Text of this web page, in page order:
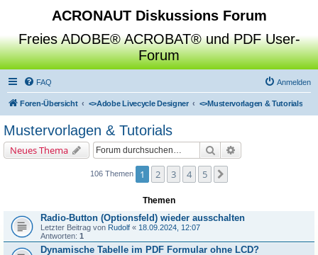
ACRONAUT Diskussions Forum
Freies ADOBE® ACROBAT® und PDF User-
Forum
FAQ Anmelden
Foren-Übersicht <>Adobe Livecycle Designer <>Mustervorlagen & Tutorials
Mustervorlagen & Tutorials
Neues Thema Suche
106 Themen 1 2 3 4 5
Themen
Radio-Button (Optionsfeld) wieder ausschalten
Letzter Beitrag von Rudolf « 18.09.2024, 12:07
Antworten: 1
Dynamische Tabelle im PDF Formular ohne LCD?